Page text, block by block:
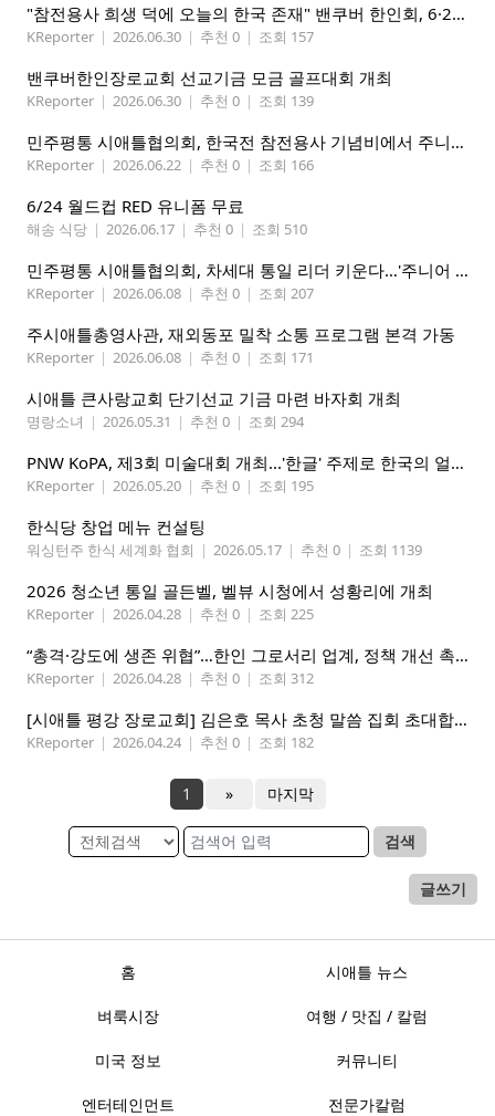
"참전용사 희생 덕에 오늘의 한국 존재" 밴쿠버 한인회, 6·25 기념행사 개최
KReporter | 2026.06.30 | 추천 0 | 조회 157
밴쿠버한인장로교회 선교기금 모금 골프대회 개최
KReporter | 2026.06.30 | 추천 0 | 조회 139
민주평통 시애틀협의회, 한국전 참전용사 기념비에서 주니어 평통 첫 대면 임명식 및 워크숍 성황리 개최
KReporter | 2026.06.22 | 추천 0 | 조회 166
6/24 월드컵 RED 유니폼 무료
해송 식당 | 2026.06.17 | 추천 0 | 조회 510
민주평통 시애틀협의회, 차세대 통일 리더 키운다…'주니어 평통' 발대식 성황리 개최
KReporter | 2026.06.08 | 추천 0 | 조회 207
주시애틀총영사관, 재외동포 밀착 소통 프로그램 본격 가동
KReporter | 2026.06.08 | 추천 0 | 조회 171
시애틀 큰사랑교회 단기선교 기금 마련 바자회 개최
명랑소녀 | 2026.05.31 | 추천 0 | 조회 294
PNW KoPA, 제3회 미술대회 개최...'한글' 주제로 한국의 얼을 담는다
KReporter | 2026.05.20 | 추천 0 | 조회 195
한식당 창업 메뉴 컨설팅
워싱턴주 한식 세계화 협회 | 2026.05.17 | 추천 0 | 조회 1139
2026 청소년 통일 골든벨, 벨뷰 시청에서 성황리에 개최
KReporter | 2026.04.28 | 추천 0 | 조회 225
“총격·강도에 생존 위협”…한인 그로서리 업계, 정책 개선 촉구
KReporter | 2026.04.28 | 추천 0 | 조회 312
[시애틀 평강 장로교회] 김은호 목사 초청 말씀 집회 초대합니다 5/3-5
KReporter | 2026.04.24 | 추천 0 | 조회 182
1 » 마지막
검색
글쓰기
홈 시애틀 뉴스
벼룩시장 여행 / 맛집 / 칼럼
미국 정보 커뮤니티
엔터테인먼트 전문가칼럼